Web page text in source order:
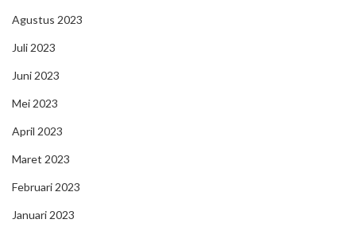
Agustus 2023
Juli 2023
Juni 2023
Mei 2023
April 2023
Maret 2023
Februari 2023
Januari 2023